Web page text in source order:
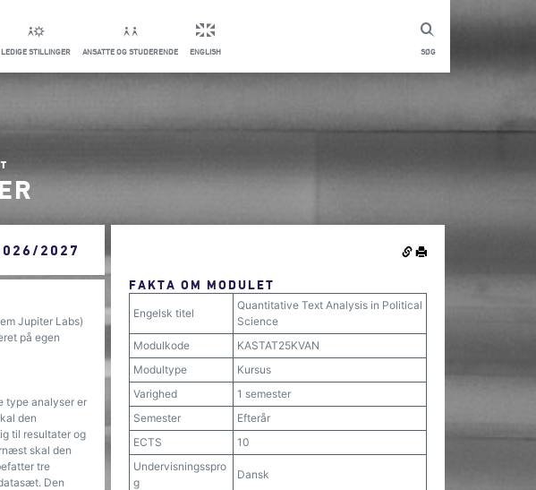
SØG
LEDIGE STILLINGER ANSATTE OG STUDERENDE ENGLISH
2027
Jupiter Labs)
på egen
type analyser er
den
til resultater og
skal den
tre
Den
FAKTA OM MODULET
Engelsk titel
Quantitative Text Analysis in Political
Science
Modulkode
KASTAT25KVAN
Modultype
Kursus
Varighed
1 semester
Semester
Efterår
ECTS
10
Undervisningsspro
g
Dansk